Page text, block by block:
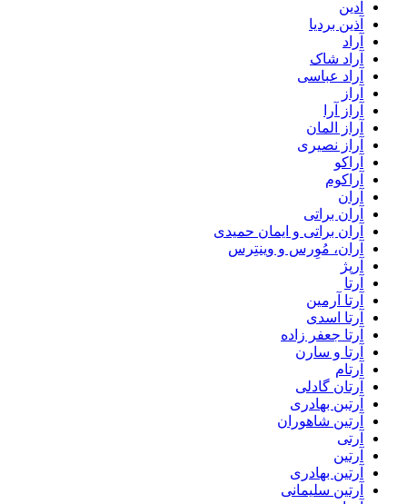
آدین
آذین بردیا
آراد
آراد شاک
آراد عباسی
آراز
آراز آرا
آراز المان
آراز نصیری
آراکو
آراکوم
آران
آران براتی
آران براتی و ایمان حمیدی
آران، مُوِرس و وینتِرس
آرپژ
آرتا
آرتا آرمین
آرتا اسدی
آرتا جعفر زاده
آرتا و سارن
آرتام
آرتان گادلی
آرتبن بهادری
آرتين شاهوران
آرتی
آرتین
آرتین بهادری
آرتین سلیمانی